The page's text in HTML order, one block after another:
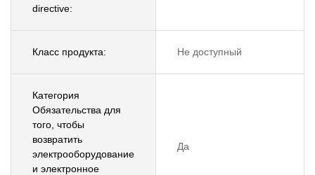
directive:
Класс продукта: Не доступный
Категория
Обязательства для
того, чтобы
возвратить
электрооборудование
и электронное
Да